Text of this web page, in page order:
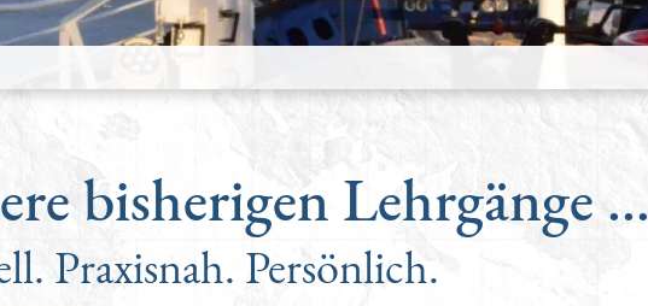
bisherigen Lehrgänge ...
Praxisnah. Persönlich.